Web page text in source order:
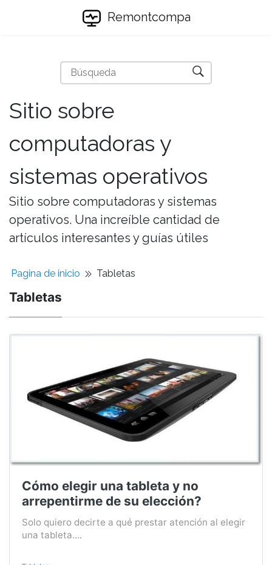
Remontcompa
Sitio sobre
computadoras y
sistemas operativos
Sitio sobre computadoras y sistemas
operativos. Una increíble cantidad de
artículos interesantes y guías útiles
Pagina de inicio Tabletas
Tabletas
Cómo elegir una tableta y no
arrepentirme de su elección?
Solo quiero decirte a qué prestar atención al elegir
una tableta....